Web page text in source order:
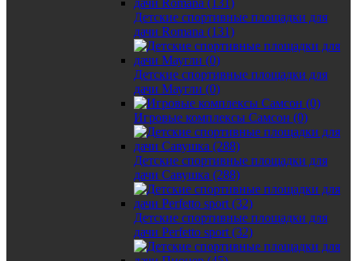
Детские спортивные площадки для
дачи Romana (131)
Детские спортивные площадки для
дачи Маугли (0)
Игровые комплексы Самсон (0)
Детские спортивные площадки для
дачи Савушка (288)
Детские спортивные площадки для
дачи Perfetto sport (32)